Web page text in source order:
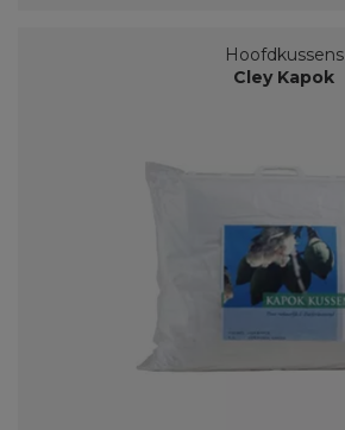
Hoofdkussens
Cley Kapok